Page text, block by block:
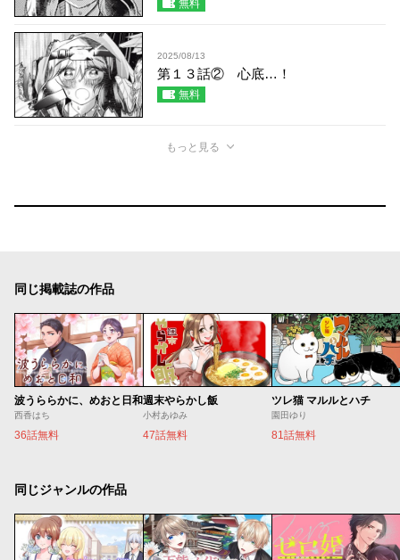
無料
2025/08/13
第１３話② 心底…！
無料
もっと見る
同じ掲載誌の作品
波うららかに、めおと日和
西香はち
36話無料
週末やらかし飯
小村あゆみ
47話無料
ツレ猫 マルルとハチ
園田ゆり
81話無料
同じジャンルの作品